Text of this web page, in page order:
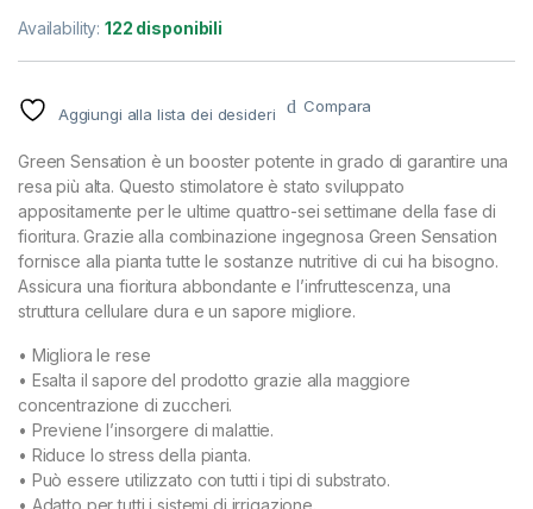
Availability:122 disponibili
Aggiungi alla lista dei desideri Compara
Green Sensation è un booster potente in grado di garantire una
resa più alta. Questo stimolatore è stato sviluppato
appositamente per le ultime quattro-sei settimane della fase di
fioritura. Grazie alla combinazione ingegnosa Green Sensation
fornisce alla pianta tutte le sostanze nutritive di cui ha bisogno.
Assicura una fioritura abbondante e l’infruttescenza, una
struttura cellulare dura e un sapore migliore.
• Migliora le rese
• Esalta il sapore del prodotto grazie alla maggiore
concentrazione di zuccheri.
• Previene l’insorgere di malattie.
• Riduce lo stress della pianta.
• Può essere utilizzato con tutti i tipi di substrato.
• Adatto per tutti i sistemi di irrigazione.